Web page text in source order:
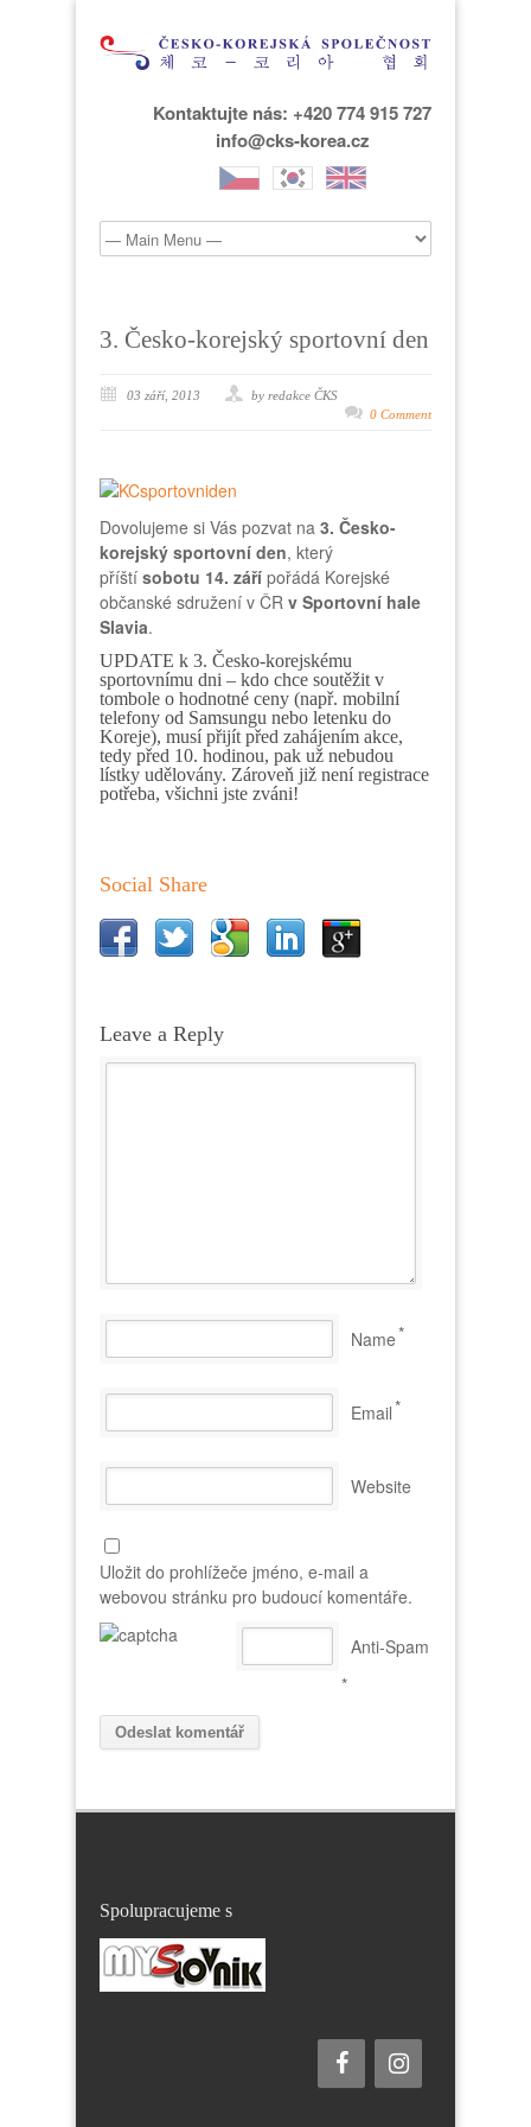
Kontaktujte nás: +420 774 915 727
info@cks-korea.cz
3. Česko-korejský sportovní den
03 září, 2013
by redakce ČKS
0 Comment
Dovolujeme si Vás pozvat na 3. Česko-
korejský sportovní den, který
příští sobotu 14. září pořádá Korejské
občanské sdružení v ČR v Sportovní hale
Slavia.
UPDATE k 3. Česko-korejskému
sportovnímu dni – kdo chce soutěžit v
tombole o hodnotné ceny (např. mobilní
telefony od Samsungu nebo letenku do
Koreje), musí přijít před zahájením akce,
tedy před 10. hodinou, pak už nebudou
lístky udělovány. Zároveň již není registrace
potřeba, všichni jste zváni!
Social Share
Leave a Reply
Name*
Email*
Website
Uložit do prohlížeče jméno, e-mail a
webovou stránku pro budoucí komentáře.
Anti-Spam
*
Spolupracujeme s